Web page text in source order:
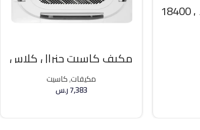
مكيف سبليت ال جي 18400
مكيف كاسيت جنرال كلاس
36000 وحده حار / بارد
مكيفات,كاسيت
7,383ر.س